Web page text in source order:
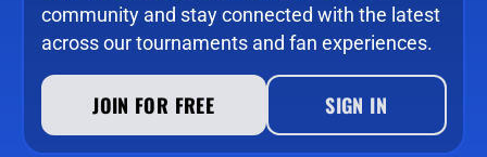
community and stay connected with the latest
across our tournaments and fan experiences.
JOIN FOR FREE SIGN IN